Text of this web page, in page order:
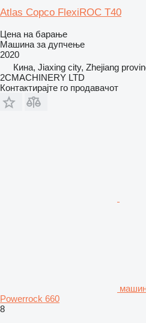
Atlas Copco FlexiROC T40
Цена на барање
Машина за дупчење
2020
Кина, Jiaxing city, Zhejiang
2CMACHINERY LTD
Контактирајте го продавачот
Powerrock 660
8